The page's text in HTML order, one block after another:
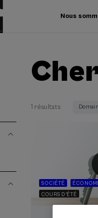
Nous
1 résultats
SOCIÉTÉ
COURS D'ÉTÉ